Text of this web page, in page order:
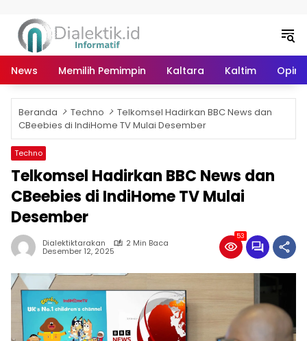
News Memilih Pemimpin Kaltara Kaltim Opini
Beranda Techno
Telkomsel Hadirkan BBC News dan
CBeebies di IndiHome TV Mulai Desember
Techno
Telkomsel Hadirkan BBC News dan
CBeebies di IndiHome TV Mulai
Desember
Dialektiktarakan 2 Min Baca
Desember 12, 2025
53